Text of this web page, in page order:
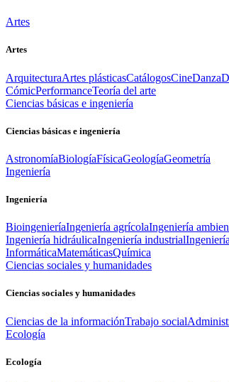
Artes
Artes
ArquitecturaArtes plásticasCatálogosCineDanza
CómicPerformanceTeoría del arte
Ciencias básicas e ingeniería
Ciencias básicas e ingeniería
AstronomíaBiologíaFísicaGeologíaGeometría
Ingeniería
Ingeniería
BioingenieríaIngeniería agrícolaIngeniería
Ingeniería hidráulicaIngeniería industrial
InformáticaMatemáticasQuímica
Ciencias sociales y humanidades
Ciencias sociales y humanidades
Ciencias de la informaciónTrabajo social
Ecología
Ecología